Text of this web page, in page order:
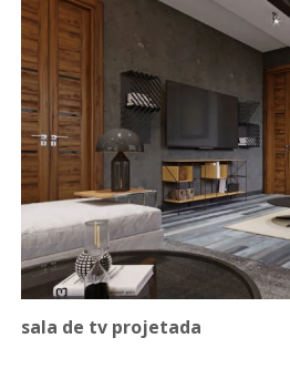
sala de tv projetada